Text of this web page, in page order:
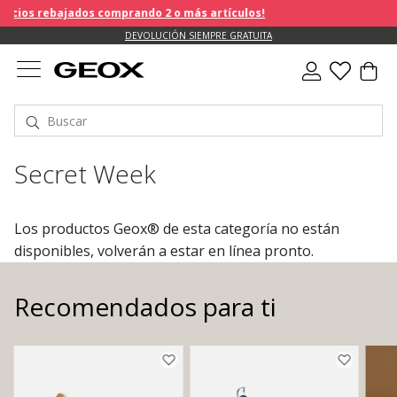
rebajados comprando 2 o más artículos!
DEVOLUCIÓN SIEMPRE GRATUITA
Secret Week
Los productos Geox® de esta categoría no están
disponibles, volverán a estar en línea pronto.
Recomendados para ti